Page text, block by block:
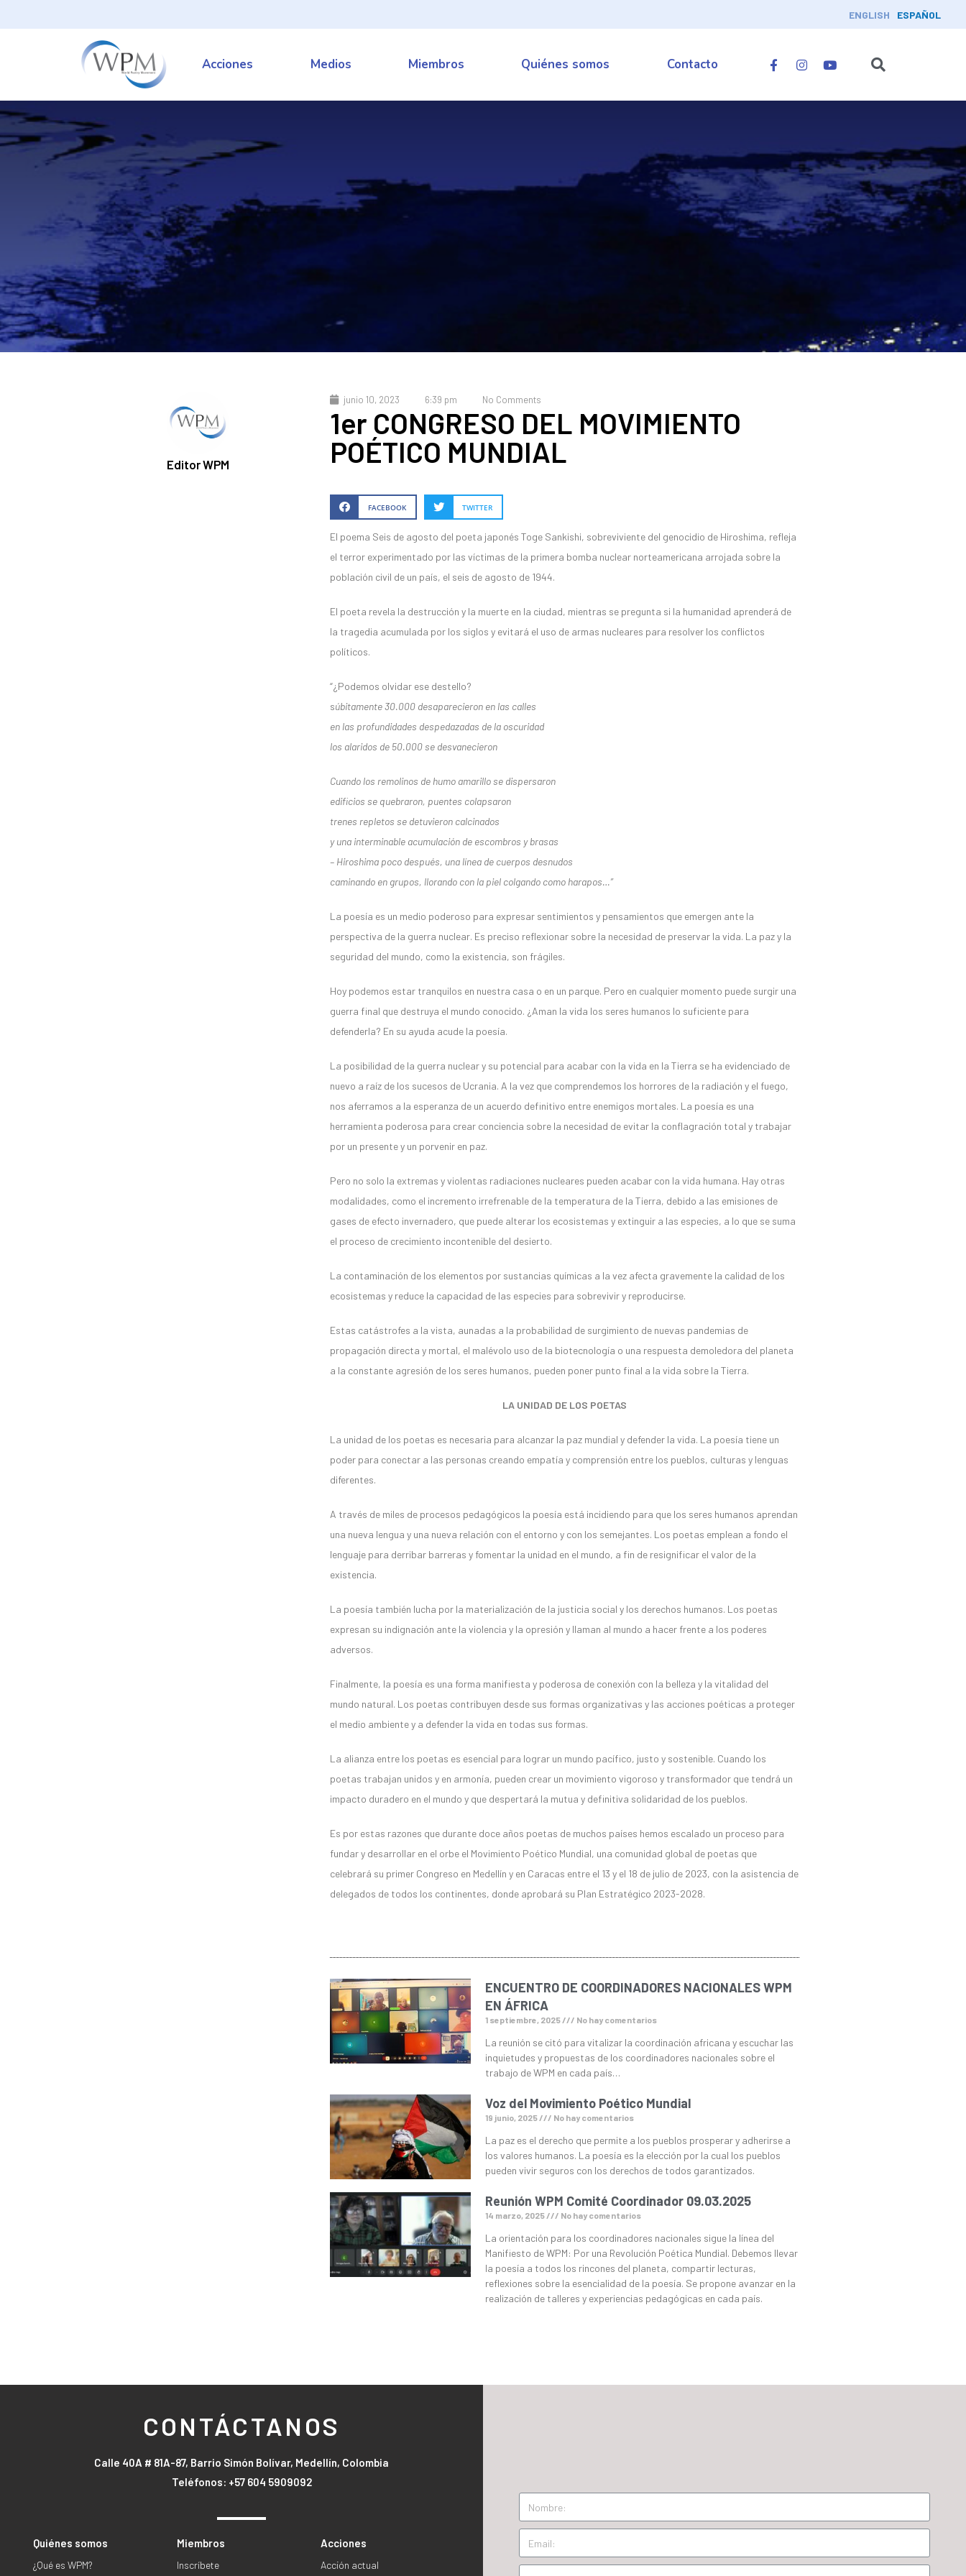
ENGLISH ESPAÑOL
Acciones Medios Miembros Quiénes somos Contacto
Editor WPM
junio 10, 2023 6:39 pm No Comments
1er CONGRESO DEL MOVIMIENTO
POÉTICO MUNDIAL
FACEBOOK TWITTER
El poema Seis de agosto del poeta japonés Toge Sankishi, sobreviviente del genocidio de Hiroshima, refleja
el terror experimentado por las víctimas de la primera bomba nuclear norteamericana arrojada sobre la
población civil de un país, el seis de agosto de 1944.
El poeta revela la destrucción y la muerte en la ciudad, mientras se pregunta si la humanidad aprenderá de
la tragedia acumulada por los siglos y evitará el uso de armas nucleares para resolver los conflictos
políticos.
“¿Podemos olvidar ese destello?
súbitamente 30.000 desaparecieron en las calles
en las profundidades despedazadas de la oscuridad
los alaridos de 50.000 se desvanecieron
Cuando los remolinos de humo amarillo se dispersaron
edificios se quebraron, puentes colapsaron
trenes repletos se detuvieron calcinados
y una interminable acumulación de escombros y brasas
– Hiroshima poco después, una línea de cuerpos desnudos
caminando en grupos, llorando con la piel colgando como harapos…”
La poesía es un medio poderoso para expresar sentimientos y pensamientos que emergen ante la
perspectiva de la guerra nuclear. Es preciso reflexionar sobre la necesidad de preservar la vida. La paz y la
seguridad del mundo, como la existencia, son frágiles.
Hoy podemos estar tranquilos en nuestra casa o en un parque. Pero en cualquier momento puede surgir una
guerra final que destruya el mundo conocido. ¿Aman la vida los seres humanos lo suficiente para
defenderla? En su ayuda acude la poesía.
La posibilidad de la guerra nuclear y su potencial para acabar con la vida en la Tierra se ha evidenciado de
nuevo a raíz de los sucesos de Ucrania. A la vez que comprendemos los horrores de la radiación y el fuego,
nos aferramos a la esperanza de un acuerdo definitivo entre enemigos mortales. La poesía es una
herramienta poderosa para crear conciencia sobre la necesidad de evitar la conflagración total y trabajar
por un presente y un porvenir en paz.
Pero no solo la extremas y violentas radiaciones nucleares pueden acabar con la vida humana. Hay otras
modalidades, como el incremento irrefrenable de la temperatura de la Tierra, debido a las emisiones de
gases de efecto invernadero, que puede alterar los ecosistemas y extinguir a las especies, a lo que se suma
el proceso de crecimiento incontenible del desierto.
La contaminación de los elementos por sustancias químicas a la vez afecta gravemente la calidad de los
ecosistemas y reduce la capacidad de las especies para sobrevivir y reproducirse.
Estas catástrofes a la vista, aunadas a la probabilidad de surgimiento de nuevas pandemias de
propagación directa y mortal, el malévolo uso de la biotecnología o una respuesta demoledora del planeta
a la constante agresión de los seres humanos, pueden poner punto final a la vida sobre la Tierra.
LA UNIDAD DE LOS POETAS
La unidad de los poetas es necesaria para alcanzar la paz mundial y defender la vida. La poesía tiene un
poder para conectar a las personas creando empatía y comprensión entre los pueblos, culturas y lenguas
diferentes.
A través de miles de procesos pedagógicos la poesía está incidiendo para que los seres humanos aprendan
una nueva lengua y una nueva relación con el entorno y con los semejantes. Los poetas emplean a fondo el
lenguaje para derribar barreras y fomentar la unidad en el mundo, a fin de resignificar el valor de la
existencia.
La poesía también lucha por la materialización de la justicia social y los derechos humanos. Los poetas
expresan su indignación ante la violencia y la opresión y llaman al mundo a hacer frente a los poderes
adversos.
Finalmente, la poesía es una forma manifiesta y poderosa de conexión con la belleza y la vitalidad del
mundo natural. Los poetas contribuyen desde sus formas organizativas y las acciones poéticas a proteger
el medio ambiente y a defender la vida en todas sus formas.
La alianza entre los poetas es esencial para lograr un mundo pacífico, justo y sostenible. Cuando los
poetas trabajan unidos y en armonía, pueden crear un movimiento vigoroso y transformador que tendrá un
impacto duradero en el mundo y que despertará la mutua y definitiva solidaridad de los pueblos.
Es por estas razones que durante doce años poetas de muchos países hemos escalado un proceso para
fundar y desarrollar en el orbe el Movimiento Poético Mundial, una comunidad global de poetas que
celebrará su primer Congreso en Medellín y en Caracas entre el 13 y el 18 de julio de 2023, con la asistencia de
delegados de todos los continentes, donde aprobará su Plan Estratégico 2023-2028.
ENCUENTRO DE COORDINADORES NACIONALES WPM
EN ÁFRICA
1 septiembre, 2025 No hay comentarios
La reunión se citó para vitalizar la coordinación africana y escuchar las
inquietudes y propuestas de los coordinadores nacionales sobre el
trabajo de WPM en cada país…
Voz del Movimiento Poético Mundial
19 junio, 2025 No hay comentarios
La paz es el derecho que permite a los pueblos prosperar y adherirse a
los valores humanos. La poesía es la elección por la cual los pueblos
pueden vivir seguros con los derechos de todos garantizados.
Reunión WPM Comité Coordinador 09.03.2025
14 marzo, 2025 No hay comentarios
La orientación para los coordinadores nacionales sigue la línea del
Manifiesto de WPM: Por una Revolución Poética Mundial. Debemos llevar
la poesía a todos los rincones del planeta, compartir lecturas,
reflexiones sobre la esencialidad de la poesía. Se propone avanzar en la
realización de talleres y experiencias pedagógicas en cada país.
CONTÁCTANOS
Calle 40A # 81A-87, Barrio Simón Bolívar, Medellín, Colombia
Teléfonos: +57 604 5909092
Quiénes somos
¿Qué es WPM?
Miembros
Inscríbete
Acciones
Acción actual